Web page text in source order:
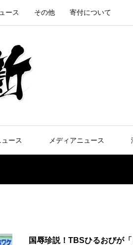
ース その他 寄付について
ース メディアニュース
国辱珍説！TBSひるおびが